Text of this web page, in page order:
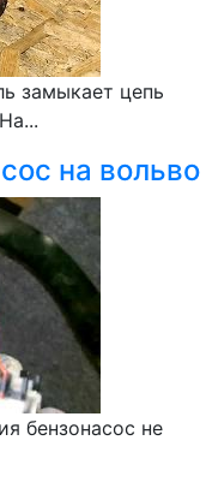
замыкает цепь
на вольво
бензонасос не